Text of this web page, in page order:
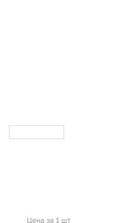
Цена за 1 шт